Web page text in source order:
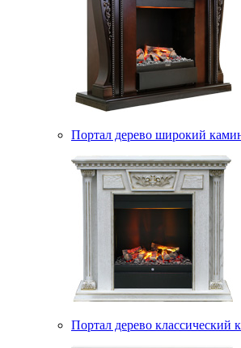
Портал дерево широкий
Портал дерево классический